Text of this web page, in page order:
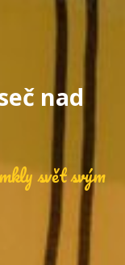
nad
svět svým